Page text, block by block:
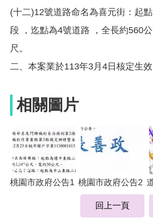
(十二)12號道路命名為喜元街：起
段 ，迄點為4號道路 ，全長約560
尺。
二、本案業於113年3月4日核定生效
相關圖片
桃園市政府公告1 桃園市政府公告2
回上一頁